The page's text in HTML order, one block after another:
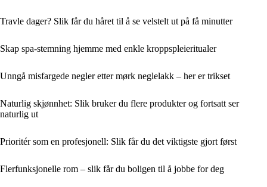
Travle dager? Slik får du håret til å se velstelt ut på få minutter
Skap spa-stemning hjemme med enkle kroppspleieritualer
Unngå misfargede negler etter mørk neglelakk – her er trikset
Naturlig skjønnhet: Slik bruker du flere produkter og fortsatt ser
naturlig ut
Prioritér som en profesjonell: Slik får du det viktigste gjort først
Flerfunksjonelle rom – slik får du boligen til å jobbe for deg